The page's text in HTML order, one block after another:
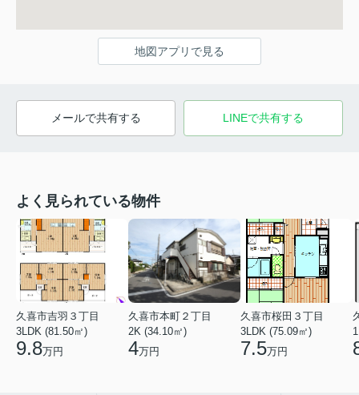
地図アプリで見る
メールで共有する LINEで共有する
よく見られている物件
久喜市吉羽３丁目
3LDK (81.50㎡)
9.8万円
久喜市本町２丁目
2K (34.10㎡)
4万円
久喜市桜田３丁目
3LDK (75.09㎡)
7.5万円